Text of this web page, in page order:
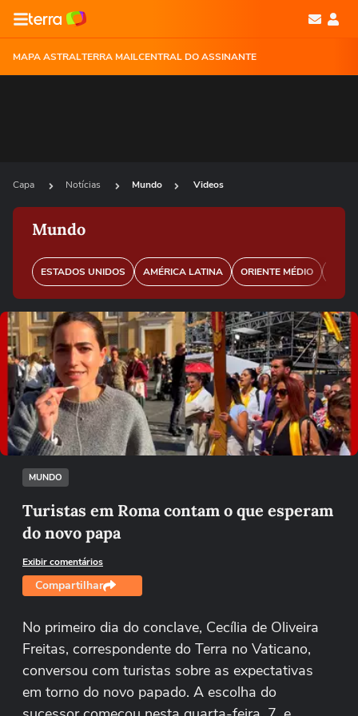
MAPA ASTRALTERRA MAILCENTRAL DO ASSINANTE
Capa Notícias Mundo Videos
Mundo
ESTADOS UNIDOS AMÉRICA LATINA ORIENTE MÉDIO
Ops!
Não foi possível reproduzir o vídeo
Tentar novamente
MUNDO
Turistas em Roma contam o que esperam
do novo papa
Exibir comentários
Compartilhar
No primeiro dia do conclave, Cecília de Oliveira
Freitas, correspondente do Terra no Vaticano,
conversou com turistas sobre as expectativas
em torno do novo papado. A escolha do